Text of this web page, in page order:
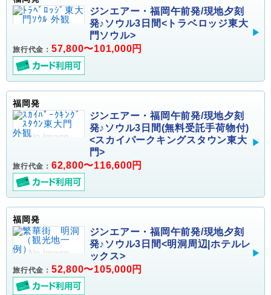
ジンエアー・福岡午前発/現地夕刻
発♪ソウル3日間<トラベロッジ東大
門ソウル>
旅行代金： 57,800〜101,000円
福岡発
ジンエアー・福岡午前発/現地夕刻
発♪ソウル3日間(無料受託手荷物付)
<スカイパークキングスタウン東大
門>
旅行代金： 62,800〜116,600円
福岡発
ジンエアー・福岡午前発/現地夕刻
発♪ソウル3日間<明洞周辺|ホテルレ
ックス>
旅行代金： 52,800〜105,000円